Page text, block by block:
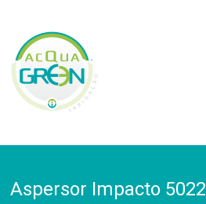
contentAcquagreen
Irrigação
Aspersor Impacto 5022